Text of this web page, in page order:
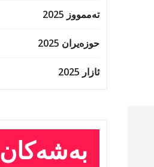
تەممووز 2025
حوزه‌یران 2025
ئازار 2025
بەشەکان